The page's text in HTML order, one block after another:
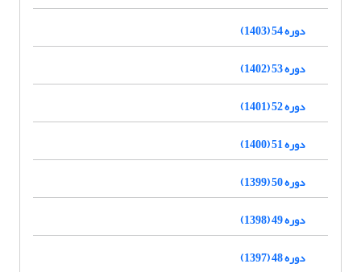
دوره 54 (1403)
دوره 53 (1402)
دوره 52 (1401)
دوره 51 (1400)
دوره 50 (1399)
دوره 49 (1398)
دوره 48 (1397)